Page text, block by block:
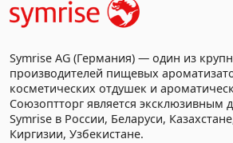
Symrise AG (Германия) — один из
производителей пищевых
косметических отдушек и
Союзоптторг является эксклюзивным
Symrise в России, Беларуси,
Киргизии, Узбекистане.